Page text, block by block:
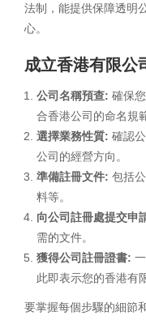
法制，能提供保障透明
心。
成立香港有限公
公司名稱預查: 確保
合香港公司的命名規
選擇業務性質: 確認
公司的經營方向。
準備註冊文件: 包括
料等。
向公司註冊處提交申
需的文件。
獲得公司註冊證書:
此即表示您的香港有
要掌握每個步驟的細節